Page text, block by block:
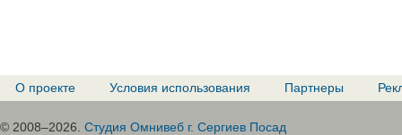
О проекте Условия использования Партнеры
© 2008–2026. Студия Омнивеб г. Сергиев Посад